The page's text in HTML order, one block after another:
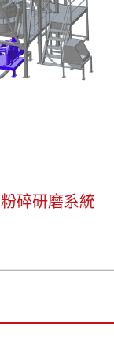
碎研磨系統